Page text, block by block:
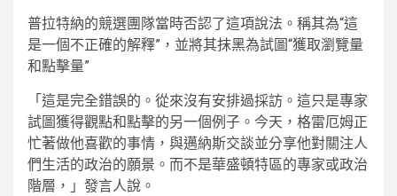
普拉特納的競選團隊當時否認了這項說法。稱其為“這
是一個不正確的解釋”，並將其抹黑為試圖“獲取瀏覽量
和點擊量”
「這是完全錯誤的。從來沒有安排過採訪。這只是專家
試圖獲得觀點和點擊的另一個例子。今天，格雷厄姆正
忙著做他喜歡的事情，與邁納斯交談並分享他對關注人
們生活的政治的願景。而不是華盛頓特區的專家或政治
階層，」發言人說。